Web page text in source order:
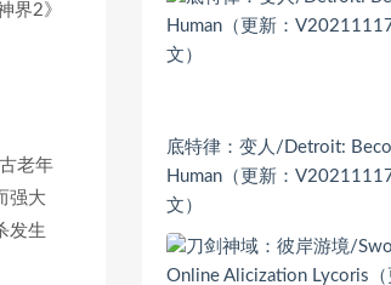
界2》
老年
强大
发生
底特律：变人/Detroit:
Human（更新：
文）